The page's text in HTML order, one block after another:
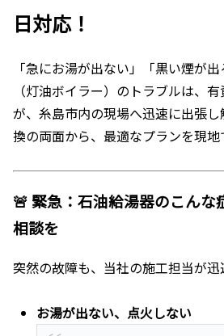
日対応！
「急にお湯が出ない」「黒い煙が
（灯油ボイラー）のトラブルは、
が、糸島市内の現場へ迅速に出張
換の両面から、最適なプランを現地
🚨 緊急：石油給湯器のこんな
相談を
突然の故障も、当社の施工担当が迅
お湯が出ない、点火しない